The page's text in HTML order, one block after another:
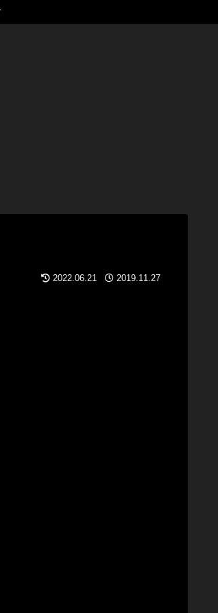
2022.06.21 2019.11.27